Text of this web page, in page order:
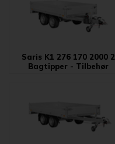
Saris K1 276 170 2000 2
Bagtipper - Tilbehør